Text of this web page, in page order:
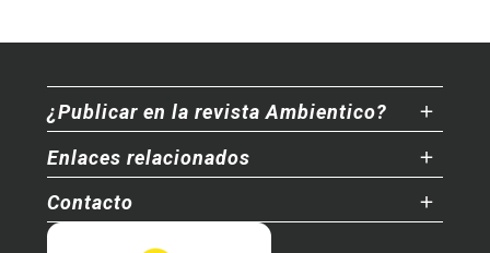
¿Publicar en la revista Ambientico?
Enlaces relacionados
Contacto